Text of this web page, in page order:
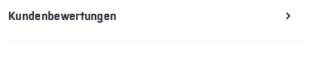
Kundenbewertungen